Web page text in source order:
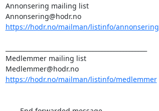
Annonsering mailing list
Annonsering@hodr.no
https://hodr.no/mailman/listinfo/annonsering
Medlemmer mailing list
Medlemmer@hodr.no
https://hodr.no/mailman/listinfo/medlemmer